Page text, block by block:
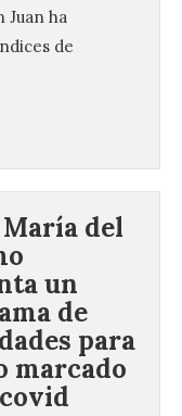
Juan ha
de
del
un
de
para
marcado